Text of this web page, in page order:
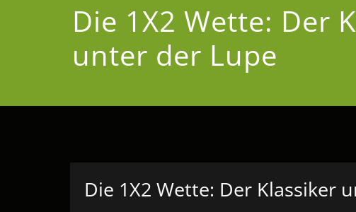
Die 1X2 Wette: Der
unter der Lupe
Die 1X2 Wette: Der Klassiker